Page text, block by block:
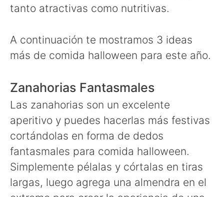
tanto atractivas como nutritivas.
A continuación te mostramos 3 ideas
más de comida halloween para este año.
Zanahorias Fantasmales
Las zanahorias son un excelente
aperitivo y puedes hacerlas más festivas
cortándolas en forma de dedos
fantasmales para comida halloween.
Simplemente pélalas y córtalas en tiras
largas, luego agrega una almendra en el